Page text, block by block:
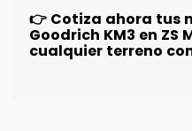
👉 Cotiza ahora tus
Goodrich KM3 en ZS
cualquier terreno